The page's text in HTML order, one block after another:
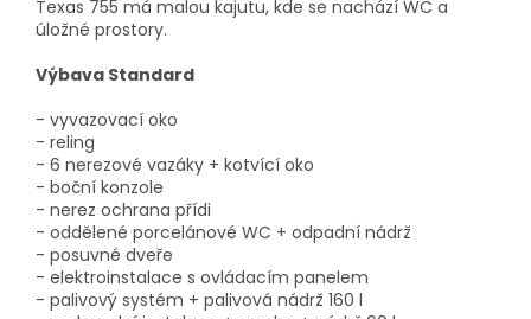
Texas 755 má malou kajutu, kde se nachází WC a
úložné prostory.
Výbava Standard
- vyvazovací oko
- reling
- 6 nerezové vazáky + kotvící oko
- boční konzole
- nerez ochrana přídi
- oddělené porcelánové WC + odpadní nádrž
- posuvné dveře
- elektroinstalace s ovládacím panelem
- palivový systém + palivová nádrž 160 l